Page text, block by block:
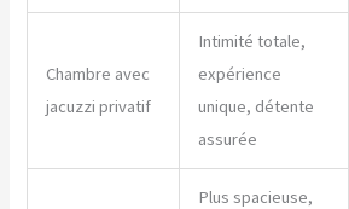
Chambre avec
jacuzzi privatif
Intimité totale,
expérience
unique, détente
assurée
Plus spacieuse,